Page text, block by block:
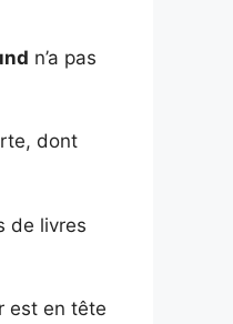
n’a pas
dont
de livres
est en tête